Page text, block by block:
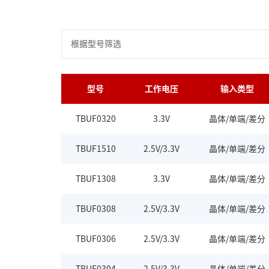
型号 工作电压 输入类型
TBUF0320 3.3V 晶体/单端/差分
TBUF1510 2.5V/3.3V 晶体/单端/差分
TBUF1308 3.3V 晶体/单端/差分
TBUF0308 2.5V/3.3V 晶体/单端/差分
TBUF0306 2.5V/3.3V 晶体/单端/差分